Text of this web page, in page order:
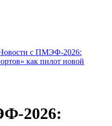
с ПМЭФ-2026:
как пилот новой
2026: